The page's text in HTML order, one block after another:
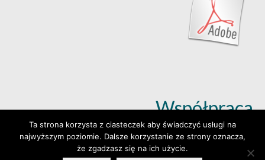
Współpraca
Dowiedz się więcej (klik)
Ta strona korzysta z ciasteczek aby świadczyć usługi na
najwyższym poziomie. Dalsze korzystanie ze strony oznacza,
że zgadzasz się na ich użycie.